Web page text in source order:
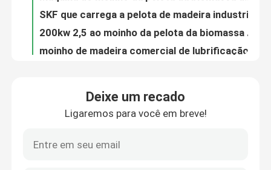
Controle de Qualidade
Fale Conosco
2 máquina do moinho da pelota da biomassa dos rolos 1tph
Deixe um recado
Ligaremos para você em breve!